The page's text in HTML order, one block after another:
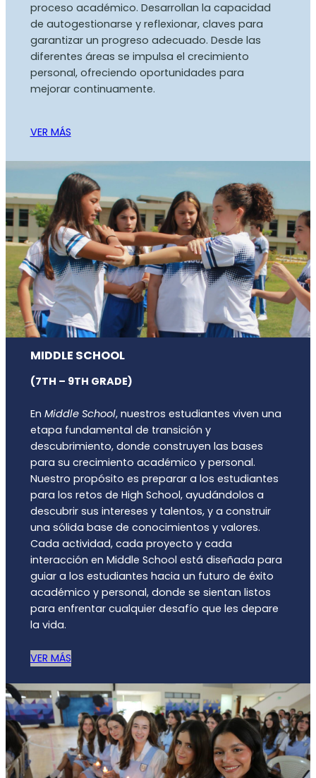
proceso académico. Desarrollan la capacidad
de autogestionarse y reflexionar, claves para
garantizar un progreso adecuado. Desde las
diferentes áreas se impulsa el crecimiento
personal, ofreciendo oportunidades para
mejorar continuamente.
VER MÁS
MIDDLE SCHOOL
(7TH – 9TH GRADE)
En Middle School, nuestros estudiantes viven una
etapa fundamental de transición y
descubrimiento, donde construyen las bases
para su crecimiento académico y personal.
Nuestro propósito es preparar a los estudiantes
para los retos de High School, ayudándolos a
descubrir sus intereses y talentos, y a construir
una sólida base de conocimientos y valores.
Cada actividad, cada proyecto y cada
interacción en Middle School está diseñada para
guiar a los estudiantes hacia un futuro de éxito
académico y personal, donde se sientan listos
para enfrentar cualquier desafío que les depare
la vida.
VER MÁS